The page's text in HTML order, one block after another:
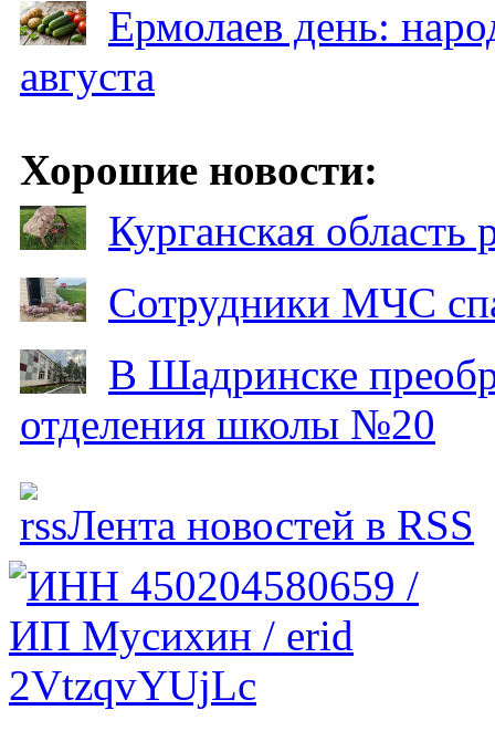
Ермолаев день:
августа
Хорошие новости:
Курганская
Сотрудники МЧС
В Шадринске
отделения школы №20
Лента новостей в RSS